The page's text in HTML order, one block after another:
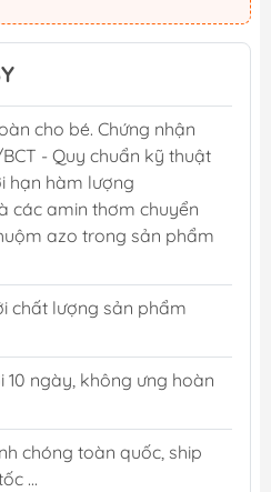
cho bé. Chứng nhận
BCT - Quy chuẩn kỹ thuật
hạn hàm lượng
các amin thơm chuyển
azo trong sản phẩm
chất lượng sản phẩm
ngày, không ưng hoàn
chóng toàn quốc, ship
...